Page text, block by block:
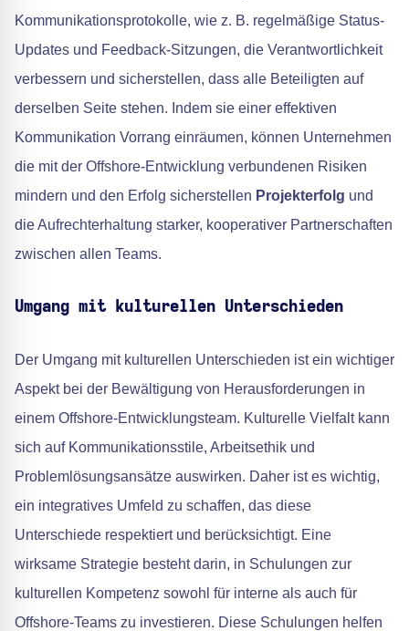
Kommunikationsprotokolle, wie z. B. regelmäßige Status-
Updates und Feedback-Sitzungen, die Verantwortlichkeit
verbessern und sicherstellen, dass alle Beteiligten auf
derselben Seite stehen. Indem sie einer effektiven
Kommunikation Vorrang einräumen, können Unternehmen
die mit der Offshore-Entwicklung verbundenen Risiken
mindern und den Erfolg sicherstellen Projekterfolg und
die Aufrechterhaltung starker, kooperativer Partnerschaften
zwischen allen Teams.
Umgang mit kulturellen Unterschieden
Der Umgang mit kulturellen Unterschieden ist ein wichtiger
Aspekt bei der Bewältigung von Herausforderungen in
einem Offshore-Entwicklungsteam. Kulturelle Vielfalt kann
sich auf Kommunikationsstile, Arbeitsethik und
Problemlösungsansätze auswirken. Daher ist es wichtig,
ein integratives Umfeld zu schaffen, das diese
Unterschiede respektiert und berücksichtigt. Eine
wirksame Strategie besteht darin, in Schulungen zur
kulturellen Kompetenz sowohl für interne als auch für
Offshore-Teams zu investieren. Diese Schulungen helfen